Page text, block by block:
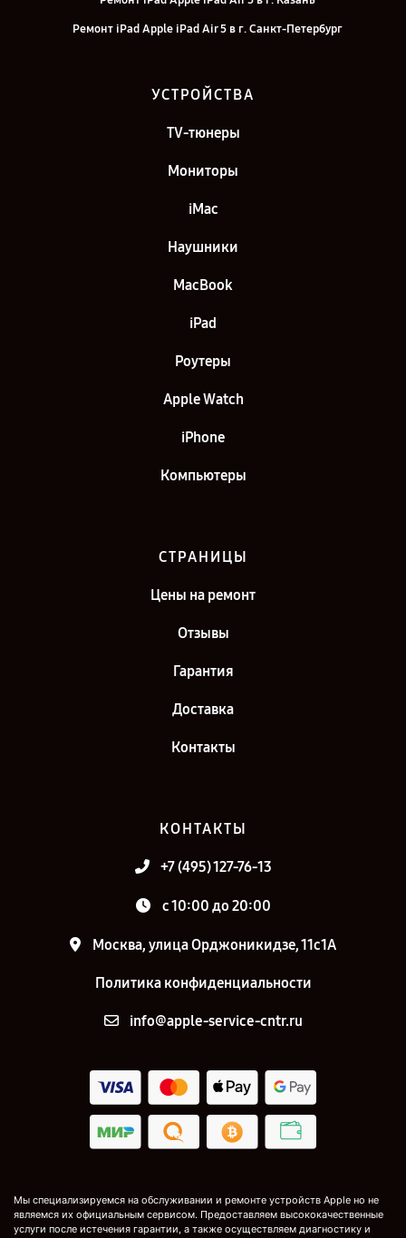
Ремонт iPad Apple iPad Air 5 в г. Санкт-Петербург
УСТРОЙСТВА
TV-тюнеры
Мониторы
iMac
Наушники
MacBook
iPad
Роутеры
Apple Watch
iPhone
Компьютеры
СТРАНИЦЫ
Цены на ремонт
Отзывы
Гарантия
Доставка
Контакты
КОНТАКТЫ
+7 (495) 127-76-13
с 10:00 до 20:00
Москва, улица Орджоникидзе, 11с1А
Политика конфиденциальности
info@apple-service-cntr.ru
Мы специализируемся на обслуживании и ремонте устройств Apple но не
являемся их официальным сервисом. Предоставляем высококачественные
услуги после истечения гарантии, а также осуществляем диагностику и